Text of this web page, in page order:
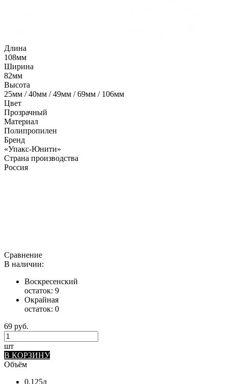
Длина
108мм
Ширина
82мм
Высота
25мм / 40мм / 49мм / 69мм / 106мм
Цвет
Прозрачный
Материал
Полипропилен
Бренд
«Упакс-Юнити»
Страна производства
Россия
Сравнение
В наличии:
Воскресенский
остаток: 9
Окрайная
остаток: 0
69 руб.
шт
В КОРЗИНУ
Объём
0,125л